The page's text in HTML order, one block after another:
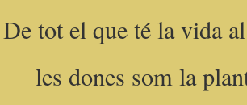
De tot el que té la vida
les dones som la